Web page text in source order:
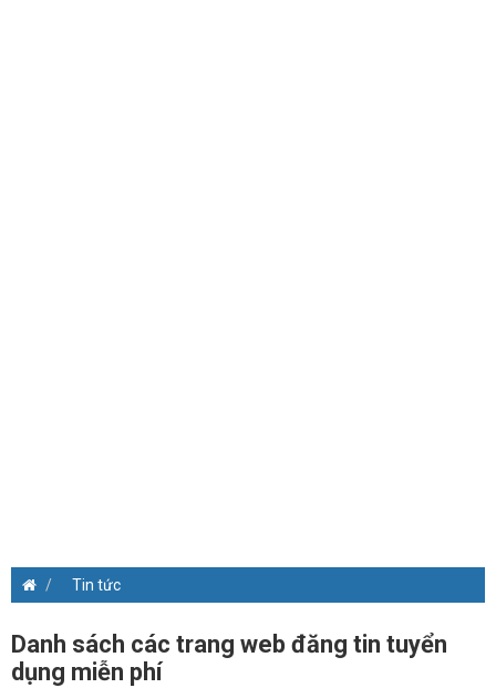
Tin tức
Danh sách các trang web đăng tin tuyển
dụng miễn phí